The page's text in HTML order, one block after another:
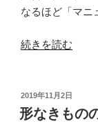
なるほど「マニ
“恐
巡
る
続きを読む
投
稿
日:
2019年11月2日
形なきもの